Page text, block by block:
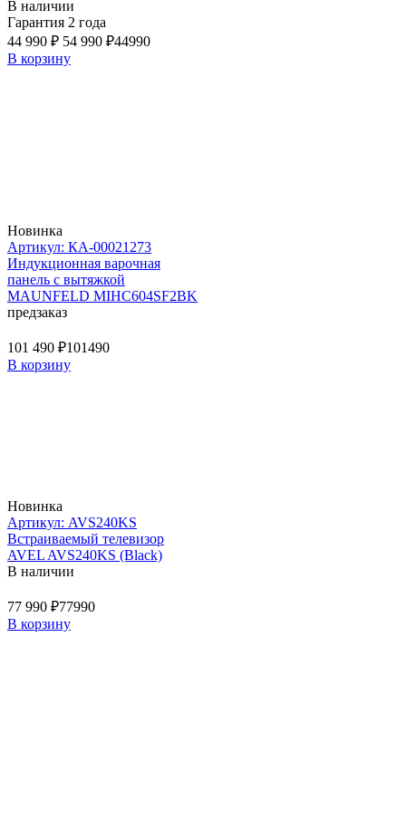
В наличии
Гарантия 2 года
44 990 ₽ 54 990 ₽44990
В корзину
Новинка
Артикул: КА-00021273
Индукционная варочная
панель с вытяжкой
MAUNFELD MIHC604SF2BK
предзаказ
101 490 ₽101490
В корзину
Новинка
Артикул: AVS240KS
Встраиваемый телевизор
AVEL AVS240KS (Black)
В наличии
77 990 ₽77990
В корзину